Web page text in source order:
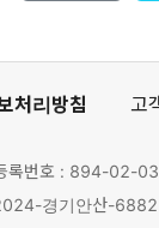
처리방침 고
록번호 : 894-02-
경기안산-6882